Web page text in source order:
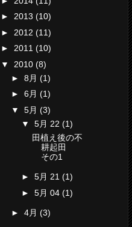
► 2013 (10)
► 2012 (11)
► 2011 (10)
▼ 2010 (8)
► 8月 (1)
► 6月 (1)
▼ 5月 (3)
▼ 5月 22 (1)
田植え後の不
耕起田
その1
► 5月 21 (1)
► 5月 04 (1)
► 4月 (3)